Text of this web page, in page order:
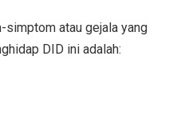
atau gejala yang
DID ini adalah: